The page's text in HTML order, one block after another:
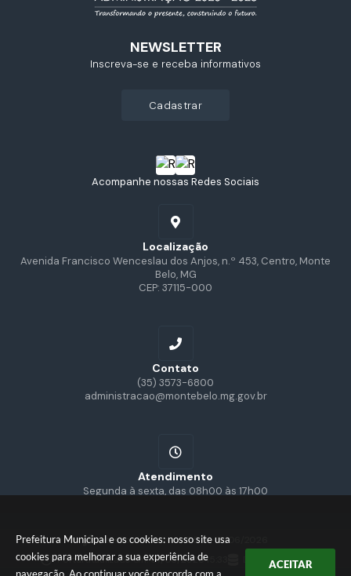
Prefeitura Municipal e os cookies: nosso site usa
cookies para melhorar a sua experiência de
ACEITAR
Acompanhe nossas Redes Sociais
Localização
Avenida Francisco Wenceslau dos Anjos, n.º 453, Centro, Monte
Belo, MG
CEP: 37115-000
Contato
(35) 3573-6800
administracao@montebelo.mg.gov.br
Atendimento
Segunda à sexta, das 08h00 às 17h00
NEWSLETTER
Inscreva-se e receba informativos
cadastrar
Versão do Sistema:3.5.3 - 19/06/2026
Portal atualizado em:07/08/2026 15:33 Dados Abertos